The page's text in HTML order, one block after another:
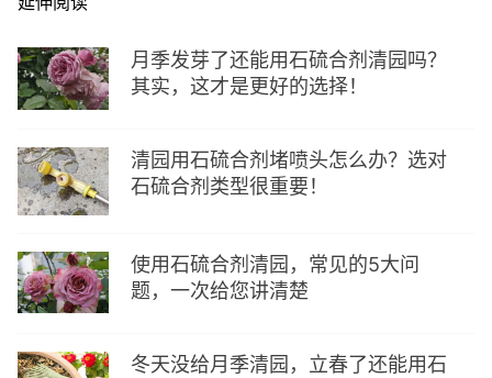
月季发芽了还能用石硫合剂清园吗？
其实，这才是更好的选择！
清园用石硫合剂堵喷头怎么办？选对
石硫合剂类型很重要！
使用石硫合剂清园，常见的5大问
题，一次给您讲清楚
冬天没给月季清园，立春了还能用石